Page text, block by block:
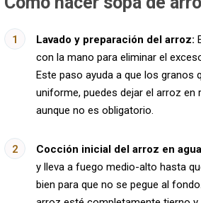
Lavado y preparación del arroz:
con la mano para eliminar el
Este paso ayuda a que los granos
uniforme, puedes dejar el arroz
aunque no es obligatorio.
Cocción inicial del arroz en
y lleva a fuego medio-alto hasta
bien para que no se pegue al